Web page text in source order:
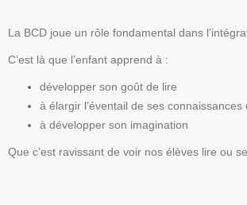
La BCD joue un rôle fondamental dans
C’est là que l’enfant apprend à :
développer son goût de lire
à élargir l’éventail de ses
à développer son imagination
Que c’est ravissant de voir nos élèves lire ou